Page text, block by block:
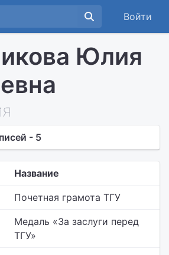
Войти
Юлия
- 5
Название
Почетная грамота ТГУ
Медаль «За заслуги перед
ТГУ»